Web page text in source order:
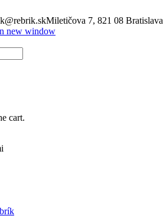
Miletičova 7, 821 08 Bratislava
new window
cart.